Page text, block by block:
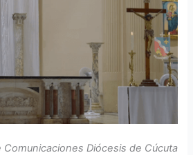
Diócesis de Cúcuta